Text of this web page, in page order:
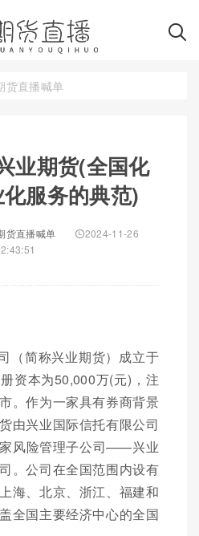
货直播喊单
业期货(全国化
服务的典范)
货直播喊单
2024-11-26
（简称兴业期货）成立于
资本为50,000万(元)，注
。作为一家具有券商背景
由兴业国际信托有限公司
风险管理子公司——兴业
。公司在全国范围内设有
海、北京、浙江、福建和
全国主要经济中心的全国